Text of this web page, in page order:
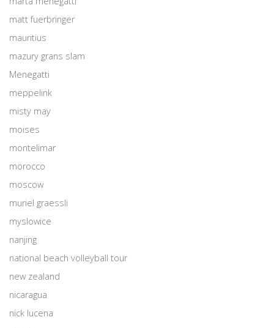
matt fuerbringer
mauritius
mazury grans slam
Menegatti
meppelink
misty may
moises
montelimar
morocco
moscow
muriel graessli
myslowice
nanjing
national beach volleyball tour
new zealand
nicaragua
nick lucena